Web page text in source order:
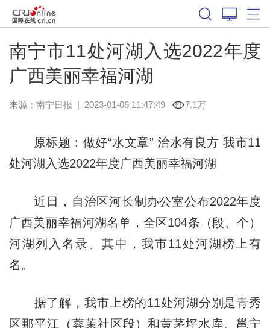
南宁市11处河湖入选2022年度
广西美丽幸福河湖
来源： 南宁日报 | 2023-01-06 11:47:49 7.1万
原标题：做好“水文章” 治水有良方 我市11
处河湖入选2022年度广西美丽幸福河湖
近日，自治区河长制办公室公布2022年度
广西美丽幸福河湖名单，全区104条（段、个）
河湖列入名录。其中，我市11处河湖榜上有
名。
据了解，我市上榜的11处河湖分别是青秀
区那平江（蓉茉社区段）和黄茅坪水库、邕宁